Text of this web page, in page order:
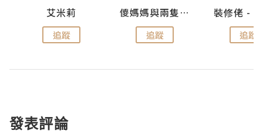
艾米莉
追蹤
儍媽媽與兩隻小魔怪之家
追蹤 追蹤
發表評論